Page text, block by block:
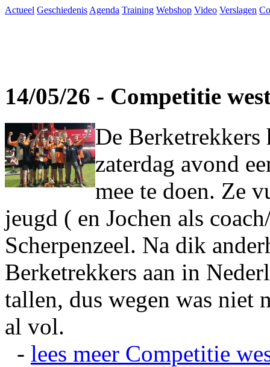
Actueel Geschiedenis Agenda Training Webshop Video Verslagen
14/05/26 - Competitie
De Berketrekkers
zaterdag avond
mee te doen. Ze
jeugd ( en Jochen als
Scherpenzeel. Na dik
Berketrekkers aan in
tallen, dus wegen was niet
al vol.
- lees meer Competitie